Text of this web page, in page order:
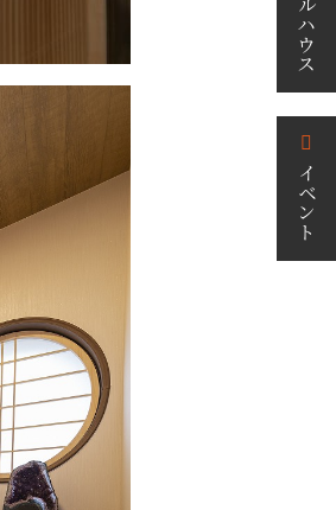
イベント